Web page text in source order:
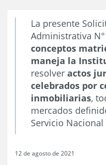
La presente
Administrativa
conceptos
maneja la
resolver actos
celebrados por
inmobiliarias,
mercados
Servicio
12 de agosto de 2021